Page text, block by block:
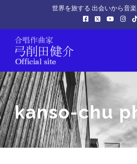
世界を旅する 出会いから音
kanso-chu